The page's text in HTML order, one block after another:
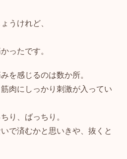
うけれど、
ったです。
を感じるのは数か所。
肉にしっかり刺激が入ってい
り、ばっちり。
で済むかと思いきや、抜くと